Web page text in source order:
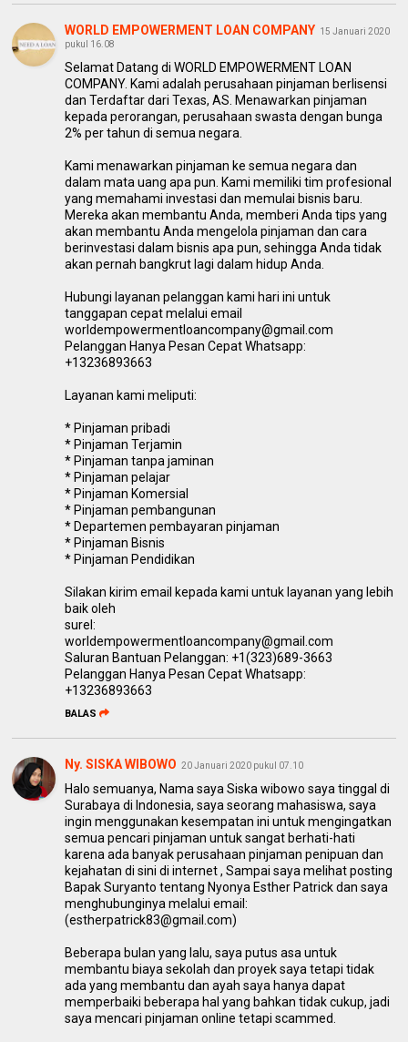
WORLD EMPOWERMENT LOAN COMPANY 15 Januari 2020
pukul 16.08
Selamat Datang di WORLD EMPOWERMENT LOAN
COMPANY. Kami adalah perusahaan pinjaman berlisensi
dan Terdaftar dari Texas, AS. Menawarkan pinjaman
kepada perorangan, perusahaan swasta dengan bunga
2% per tahun di semua negara.
Kami menawarkan pinjaman ke semua negara dan
dalam mata uang apa pun. Kami memiliki tim profesional
yang memahami investasi dan memulai bisnis baru.
Mereka akan membantu Anda, memberi Anda tips yang
akan membantu Anda mengelola pinjaman dan cara
berinvestasi dalam bisnis apa pun, sehingga Anda tidak
akan pernah bangkrut lagi dalam hidup Anda.
Hubungi layanan pelanggan kami hari ini untuk
tanggapan cepat melalui email
worldempowermentloancompany@gmail.com
Pelanggan Hanya Pesan Cepat Whatsapp:
+13236893663
Layanan kami meliputi:
* Pinjaman pribadi
* Pinjaman Terjamin
* Pinjaman tanpa jaminan
* Pinjaman pelajar
* Pinjaman Komersial
* Pinjaman pembangunan
* Departemen pembayaran pinjaman
* Pinjaman Bisnis
* Pinjaman Pendidikan
Silakan kirim email kepada kami untuk layanan yang lebih
baik oleh
surel:
worldempowermentloancompany@gmail.com
Saluran Bantuan Pelanggan: +1(323)689-3663
Pelanggan Hanya Pesan Cepat Whatsapp:
+13236893663
BALAS
Ny. SISKA WIBOWO 20 Januari 2020 pukul 07.10
Halo semuanya, Nama saya Siska wibowo saya tinggal di
Surabaya di Indonesia, saya seorang mahasiswa, saya
ingin menggunakan kesempatan ini untuk mengingatkan
semua pencari pinjaman untuk sangat berhati-hati
karena ada banyak perusahaan pinjaman penipuan dan
kejahatan di sini di internet , Sampai saya melihat posting
Bapak Suryanto tentang Nyonya Esther Patrick dan saya
menghubunginya melalui email:
(estherpatrick83@gmail.com)
Beberapa bulan yang lalu, saya putus asa untuk
membantu biaya sekolah dan proyek saya tetapi tidak
ada yang membantu dan ayah saya hanya dapat
memperbaiki beberapa hal yang bahkan tidak cukup, jadi
saya mencari pinjaman online tetapi scammed.